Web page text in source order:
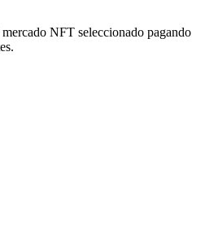
NFT seleccionado pagando